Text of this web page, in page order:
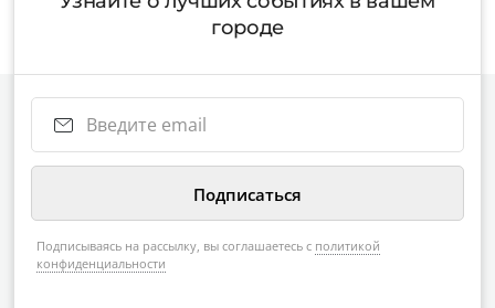
городе
Подписываясь на рассылку, вы соглашаетесь с политикой
конфиденциальности